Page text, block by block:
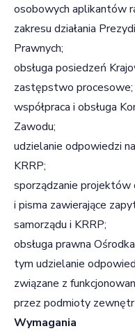
osobowych aplikantów
zakresu działania
Prawnych;
obsługa posiedzeń
zastępstwo procesowe;
współpraca i obsługa
Zawodu;
udzielanie odpowiedzi
KRRP;
sporządzanie
i pisma zawierające
samorządu i KRRP;
obsługa prawna
tym udzielanie
związane z
przez podmioty
Wymagania